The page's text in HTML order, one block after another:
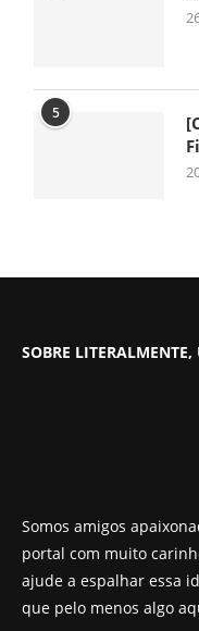
5
SOBRE LITERALMENTE,
Somos amigos
portal com muito
ajude a espalhar essa
que pelo menos algo